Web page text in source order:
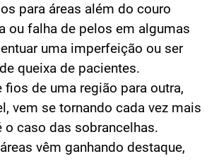
para áreas além do couro
ou falha de pelos em algumas
uma imperfeição ou ser
queixa de pacientes.
fios de uma região para outra,
vem se tornando cada vez mais
caso das sobrancelhas.
vêm ganhando destaque,